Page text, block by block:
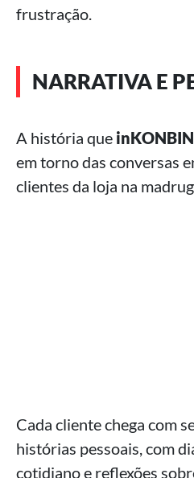
frustração.
NARRATIVA E
A história que
em torno das conversas
clientes da loja na
Cada cliente chega com
histórias pessoais, com
cotidiano e reflexões